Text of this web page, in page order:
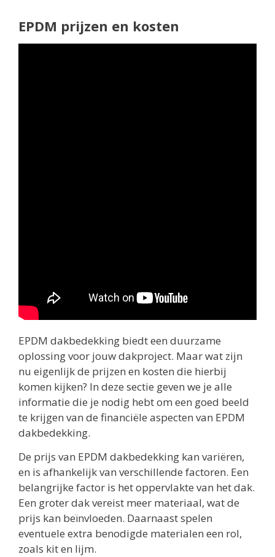
EPDM prijzen en kosten
EPDM dakbedekking biedt een duurzame
oplossing voor jouw dakproject. Maar wat zijn
nu eigenlijk de prijzen en kosten die hierbij
komen kijken? In deze sectie geven we je alle
informatie die je nodig hebt om een goed beeld
te krijgen van de financiële aspecten van EPDM
dakbedekking.
De prijs van EPDM dakbedekking kan variëren,
en is afhankelijk van verschillende factoren. Een
belangrijke factor is het oppervlakte van het dak.
Een groter dak vereist meer materiaal, wat de
prijs kan beïnvloeden. Daarnaast spelen
eventuele extra benodigde materialen een rol,
zoals kit en lijm.